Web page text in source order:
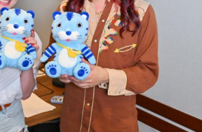
の場所を調べれば、お住まいになって
、列車の乗客は、たまたま乗り合わせ
困難を極めたんですね。
じめ本の編集委員の皆さんは、新聞や
て、ときには、新聞に「尋ね人」の広
に乗っていた人を探しました。まだ新
た……」ってなっちゃうかもしれない。
対策グッズをいろいろ持って行ったほ
ファンとか、タオルとか、持っていく
ちゃうからね。
観に来てくれるみたいだけど、神宮も
人と2人で観に来てくれたのに、暑くて
くなっちゃった……」ってなっちゃうか